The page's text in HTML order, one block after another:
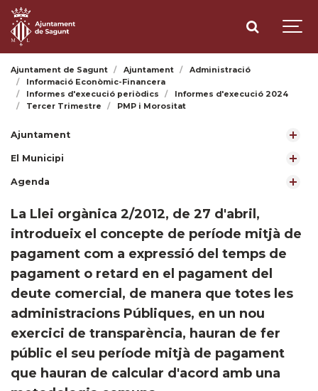
Ajuntament de Sagunt Ajuntament
Administració
Informació Econòmic-Financera
Informes d'execució periòdics
Informes d'execució 2024
Tercer Trimestre
PMP i Morositat
Ajuntament
El Municipi
Agenda
​La Llei orgànica 2/2012, de 27 d'abril,
introdueix el concepte de període mitjà de
pagament com a expressió del temps de
pagament o retard en el pagament del
deute comercial, de manera que totes les
administracions Públiques, en un nou
exercici de transparència, hauran de fer
públic el seu període mitjà de pagament
que hauran de calcular d'acord amb una